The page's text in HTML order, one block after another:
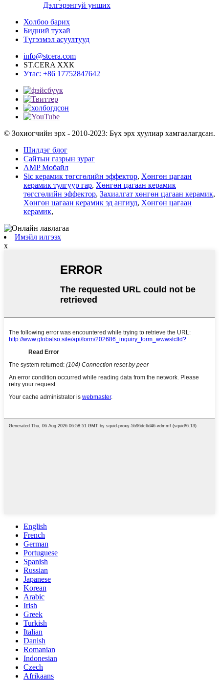
Дэлгэрэнгүй унших
Холбоо барих
Бидний тухай
Түгээмэл асуултууд
info@stcera.com
ST.CERA ХХК
Утас: +86 17752847642
© Зохиогчийн эрх - 2010-2023: Бүх эрх хуулиар хамгаалагдсан.
Шилдэг блог
Сайтын газрын зураг
AMP Мобайл
Sic керамик төгсгөлийн эффектор, Хөнгөн цагаан
керамик тулгуур гар, Хөнгөн цагаан керамик
төгсгөлийн эффектор, Захиалгат хөнгөн цагаан керамик,
Хөнгөн цагаан керамик эд ангиуд, Хөнгөн цагаан
керамик,
Имэйл илгээх
x
English
French
German
Portuguese
Spanish
Russian
Japanese
Korean
Arabic
Irish
Greek
Turkish
Italian
Danish
Romanian
Indonesian
Czech
Afrikaans